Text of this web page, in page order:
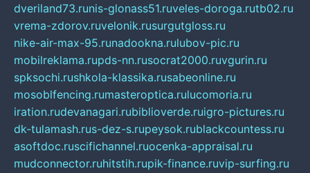
dveriland73.runis-glonass51.ruveles-doroga.rutb02.ru
vrema-zdorov.ruvelonik.rusurgutgloss.ru
nike-air-max-95.runadookna.rulubov-pic.ru
mobilreklama.rupds-nn.rusocrat2000.ruvgurin.ru
spksochi.rushkola-klassika.rusabeonline.ru
mosoblfencing.rumasteroptica.rulucomoria.ru
iration.rudevanagari.rubiblioverde.ruigro-pictures.ru
dk-tulamash.rus-dez-s.rupeysok.rublackcountess.ru
asoftdoc.ruscifichannel.ruocenka-appraisal.ru
mudconnector.ruhitstih.rupik-finance.ruvip-surfing.ru